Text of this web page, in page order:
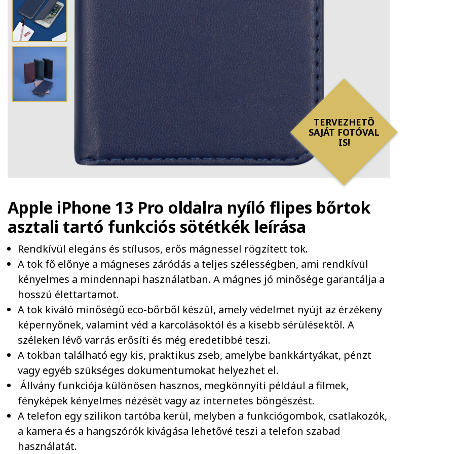
TERVEZHETŐ
SAJÁT FOTÓVAL
IS!
Apple iPhone 13 Pro oldalra nyíló flipes bőrtok
asztali tartó funkciós sötétkék leírása
Rendkívül elegáns és stílusos, erős mágnessel rögzített tok.
A tok fő előnye a mágneses záródás a teljes szélességben, ami rendkívül
kényelmes a mindennapi használatban. A mágnes jó minősége garantálja a
hosszú élettartamot.
A tok kiváló minőségű eco-bőrből készül, amely védelmet nyújt az érzékeny
képernyőnek, valamint véd a karcolásoktól és a kisebb sérülésektől. A
széleken lévő varrás erősíti és még eredetibbé teszi.
A tokban található egy kis, praktikus zseb, amelybe bankkártyákat, pénzt
vagy egyéb szükséges dokumentumokat helyezhet el.
Állvány funkciója különösen hasznos, megkönnyíti például a filmek,
fényképek kényelmes nézését vagy az internetes böngészést.
A telefon egy szilikon tartóba kerül, melyben a funkciógombok, csatlakozók,
a kamera és a hangszórók kivágása lehetővé teszi a telefon szabad
használatát.